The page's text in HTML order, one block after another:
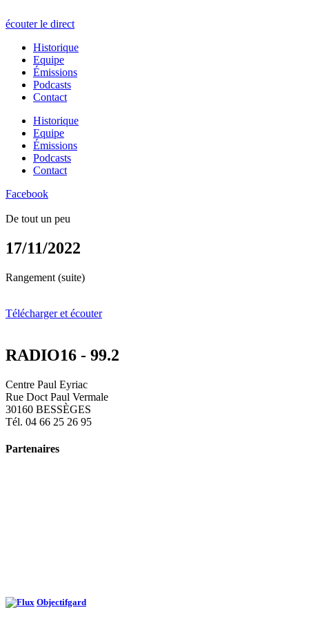
écouter le direct
Historique
Equipe
Émissions
Podcasts
Contact
Historique
Equipe
Émissions
Podcasts
Contact
Facebook
De tout un peu
17/11/2022
Rangement (suite)
Télécharger et écouter
RADIO16 - 99.2
Centre Paul Eyriac
Rue Doct Paul Vermale
30160 BESSÈGES
Tél. 04 66 25 26 95
Partenaires
Objectifgard